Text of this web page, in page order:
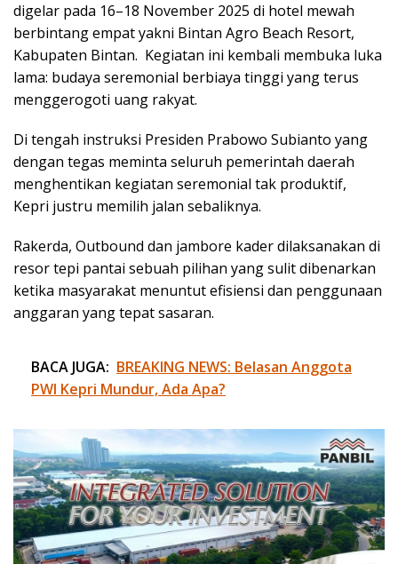
digelar pada 16–18 November 2025 di hotel mewah
berbintang empat yakni Bintan Agro Beach Resort,
Kabupaten Bintan. Kegiatan ini kembali membuka luka
lama: budaya seremonial berbiaya tinggi yang terus
menggerogoti uang rakyat.
Di tengah instruksi Presiden Prabowo Subianto yang
dengan tegas meminta seluruh pemerintah daerah
menghentikan kegiatan seremonial tak produktif,
Kepri justru memilih jalan sebaliknya.
Rakerda, Outbound dan jambore kader dilaksanakan di
resor tepi pantai sebuah pilihan yang sulit dibenarkan
ketika masyarakat menuntut efisiensi dan penggunaan
anggaran yang tepat sasaran.
BACA JUGA: BREAKING NEWS: Belasan Anggota
PWI Kepri Mundur, Ada Apa?